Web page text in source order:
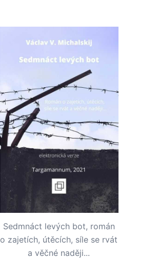
Sedmnáct levých bot, román
o zajetích, útěcích, síle se rvát
a věčné naději...